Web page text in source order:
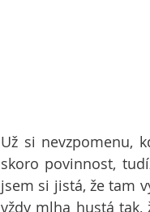
Už si nevzpomenu,
skoro povinnost,
jsem si jistá, že tam
vždy mlha hustá